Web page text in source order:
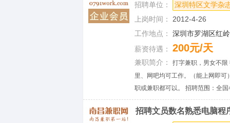
招聘单位：
深圳特区文学杂
上岗时间： 2012-4-26
工作地点： 深圳市罗湖区红
薪资待遇： 200元/天
兼职简介： 打字兼职，男女不限
里、网吧均可工作。（能上网即
职或兼职都可以。 招聘范围：全
招聘文员数名熟悉电脑程